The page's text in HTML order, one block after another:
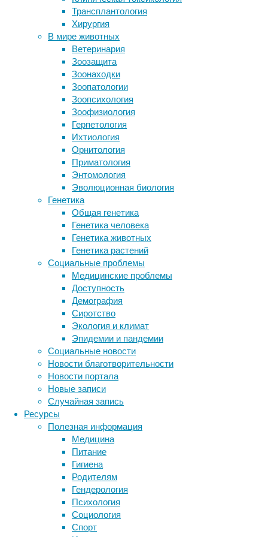
Трансплантология
Хирургия
В мире животных
Ветеринария
Зоозащита
Зоонаходки
Зоопатологии
Зоопсихология
Зоофизиология
Герпетология
Ихтиология
Орнитология
Приматология
Энтомология
Эволюционная биология
Генетика
Общая генетика
Генетика человека
Генетика животных
Генетика растений
Социальные проблемы
Медицинские проблемы
Доступность
Демография
Сиротство
Экология и климат
Эпидемии и пандемии
Социальные новости
Новости благотворительности
Новости портала
Новые записи
Случайная запись
Ресурсы
Полезная информация
Медицина
Питание
Гигиена
Родителям
Гендерология
Психология
Социология
Спорт
нейробиология,
нейроновости
пациенты,
соматосенсорика
эпилепсия
Главный
герой
великого
произведения
Федора
Достоевского
«Идиот»
князь
Мышкин
страдает
падучей
болезнью.
Так
раньше
называли
эпилепсию.
Субъективные
ощущения
больного
во
время
припадка
описаны
там
во
всех
красках.
О противовирусных свойствах
некоторых соков и зеленого чая
Строение кисти австралопитека
указало на «двойное» использование
рук
Изготовление эксклюзивной мебели
Смартфон приспособили для
диагностики инфекций по ДНК
возбудителя
Следите за новостями